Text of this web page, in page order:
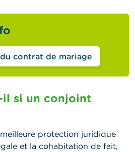
contrat de mariage
il si un conjoint
protection juridique
et la cohabitation de fait,